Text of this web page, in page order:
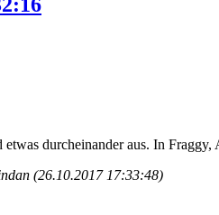
etwas durcheinander aus. In
(26.10.2017 17:33:48)